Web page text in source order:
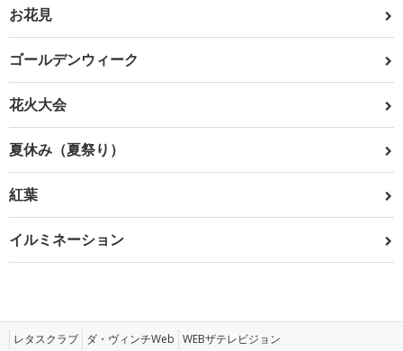
お花見
ゴールデンウィーク
花火大会
夏休み（夏祭り）
紅葉
イルミネーション
レタスクラブ ダ・ヴィンチWeb WEBザテレビジョン